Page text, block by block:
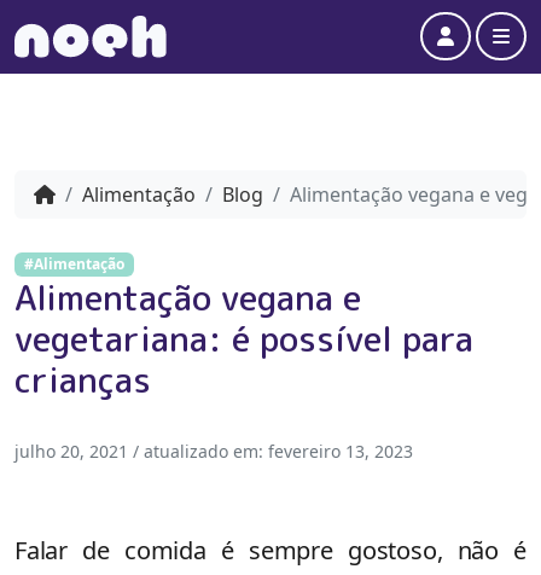
Account
Alimentação Blog Alimentação vegana e
#Alimentação
Alimentação vegana e
vegetariana: é possível para
crianças
julho 20, 2021 / atualizado em: fevereiro 13, 2023
Falar de comida é sempre gostoso, não é